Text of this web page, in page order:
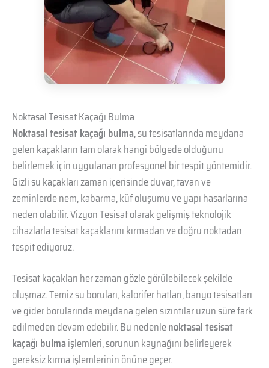
Noktasal Tesisat Kaçağı Bulma
Noktasal tesisat kaçağı bulma, su tesisatlarında meydana
gelen kaçakların tam olarak hangi bölgede olduğunu
belirlemek için uygulanan profesyonel bir tespit yöntemidir.
Gizli su kaçakları zaman içerisinde duvar, tavan ve
zeminlerde nem, kabarma, küf oluşumu ve yapı hasarlarına
neden olabilir. Vizyon Tesisat olarak gelişmiş teknolojik
cihazlarla tesisat kaçaklarını kırmadan ve doğru noktadan
tespit ediyoruz.
Tesisat kaçakları her zaman gözle görülebilecek şekilde
oluşmaz. Temiz su boruları, kalorifer hatları, banyo tesisatları
ve gider borularında meydana gelen sızıntılar uzun süre fark
edilmeden devam edebilir. Bu nedenlenoktasal tesisat
kaçağı bulmaişlemleri, sorunun kaynağını belirleyerek
gereksiz kırma işlemlerinin önüne geçer.